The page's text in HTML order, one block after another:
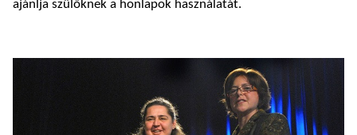
ajánlja szülőknek a honlapok használatát.